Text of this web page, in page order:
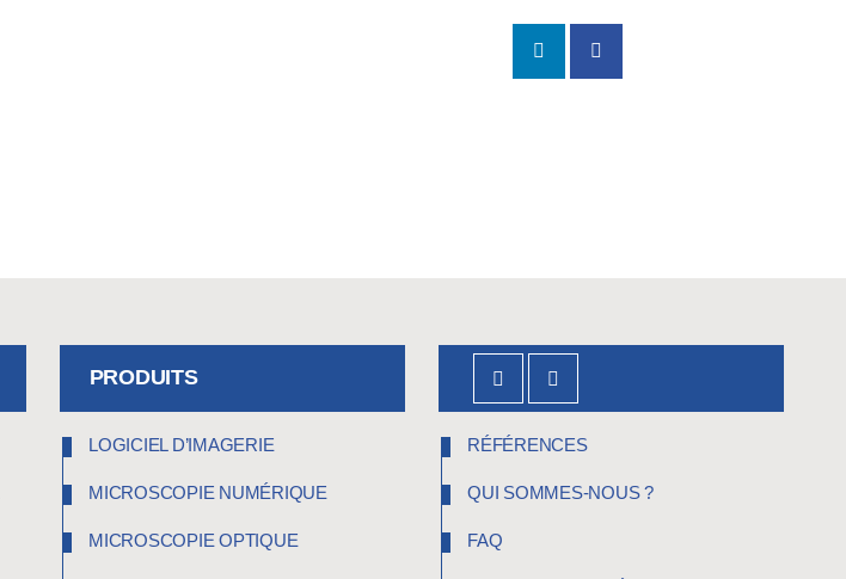
PRODUITS
LOGICIEL D’IMAGERIE
MICROSCOPIE NUMÉRIQUE
MICROSCOPIE OPTIQUE
RÉFÉRENCES
QUI SOMMES-NOUS ?
FAQ